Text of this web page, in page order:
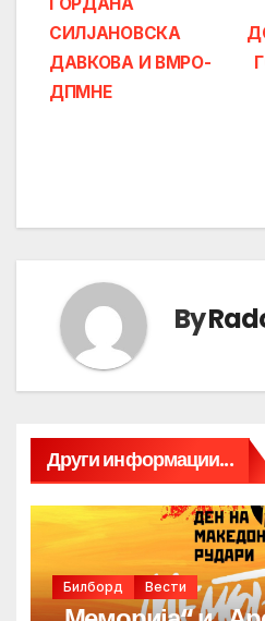
СИЛЈАНОВСКА
ДАВКОВА И ВМРО-
ДПМНЕ
By
Други информации...
Билборд Вести